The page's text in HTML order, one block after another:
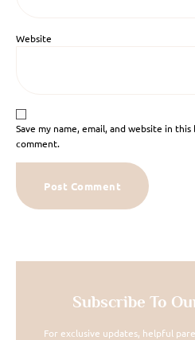
Website
Save my name, email, and website in
comment.
Subscribe To
For exclusive updates, helpful